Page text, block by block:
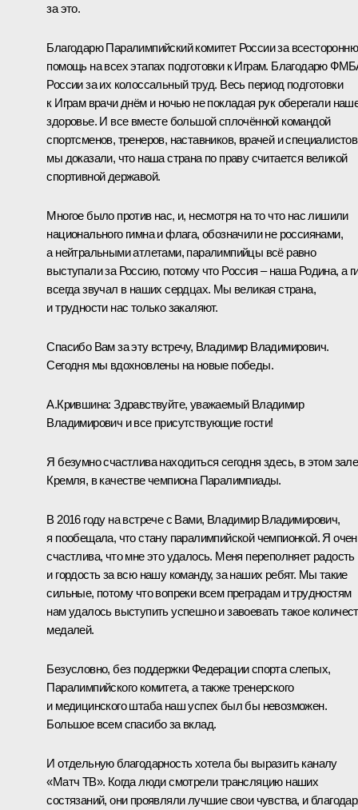
за это.
Благодарю Паралимпийский комитет России за
помощь на всех этапах подготовки к Играм. Благодарю
России за их колоссальный труд. Весь период подготовки
к Играм врачи днём и ночью не покладая рук оберегали
здоровье. И все вместе большой сплочённой командой
спортсменов, тренеров, наставников, врачей и специалистов
мы доказали, что наша страна по праву считается великой
спортивной державой.
Многое было против нас, и, несмотря на то что нас лишили
национального гимна и флага, обозначили не россиянами,
а нейтральными атлетами, паралимпийцы всё равно
выступали за Россию, потому что Россия ‒ наша Родина, а
всегда звучал в наших сердцах. Мы великая страна,
и трудности нас только закаляют.
Спасибо Вам за эту встречу, Владимир Владимирович.
Сегодня мы вдохновлены на новые победы.
А.Крившина:Здравствуйте, уважаемый Владимир
Владимирович и все присутствующие гости!
Я безумно счастлива находиться сегодня здесь, в этом зале
Кремля, в качестве чемпиона Паралимпиады.
В 2016 году на встрече с Вами, Владимир Владимирович,
я пообещала, что стану паралимпийской чемпионкой. Я
счастлива, что мне это удалось. Меня переполняет радость
и гордость за всю нашу команду, за наших ребят. Мы такие
сильные, потому что вопреки всем преградам и трудностям
нам удалось выступить успешно и завоевать такое
медалей.
Безусловно, без поддержки Федерации спорта слепых,
Паралимпийского комитета, а также тренерского
и медицинского штаба наш успех был бы невозможен.
Большое всем спасибо за вклад.
И отдельную благодарность хотела бы выразить каналу
«Матч ТВ». Когда люди смотрели трансляцию наших
состязаний, они проявляли лучшие свои чувства, и